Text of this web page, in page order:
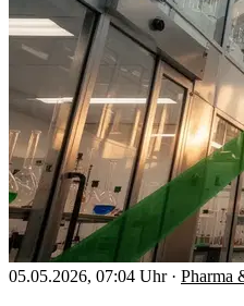
05.05.2026, 07:04 Uhr · Pharma